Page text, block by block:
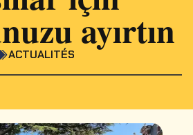
ayırtın
ACTUALITÉS